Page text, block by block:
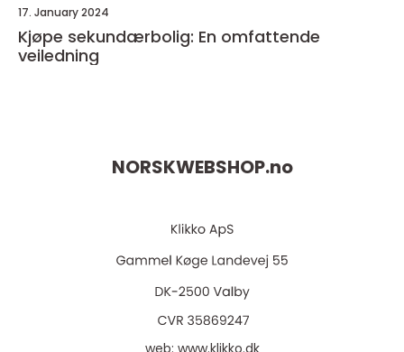
17. January 2024
Kjøpe sekundærbolig: En omfattende
veiledning
NORSKWEBSHOP.no